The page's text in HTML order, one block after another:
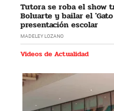
Tutora se roba el show
Boluarte y bailar el
presentación escolar
MADELEY LOZANO
Videos de Actualidad